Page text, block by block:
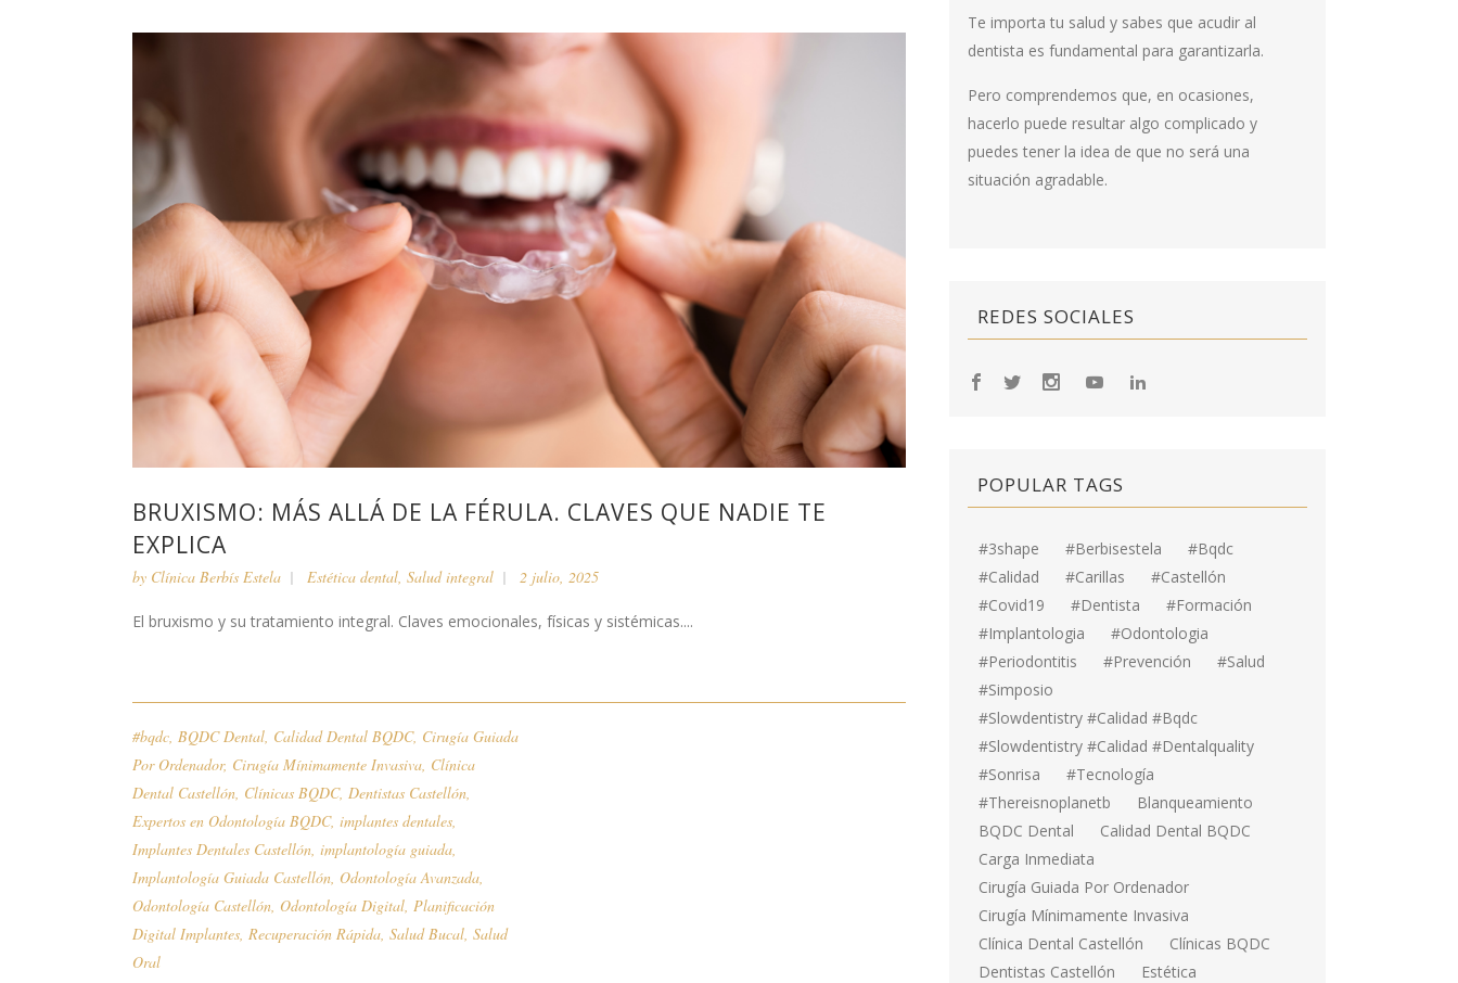
BRUXISMO: MÁS ALLÁ DE LA FÉRULA. CLAVES QUE NADIE TE
EXPLICA
by Clínica Berbís Estela Estética dental Salud integral 2 julio, 2025
El bruxismo y su tratamiento integral. Claves emocionales, físicas y sistémicas....
#bqdc BQDC Dental Calidad Dental BQDC, Cirugía Guiada
Por Ordenador, Cirugía Mínimamente Invasiva Clínica
Dental Castellón Clínicas BQDC, Dentistas Castellón
Expertos en Odontología BQDC, implantes dentales
Implantes Dentales Castellón implantología guiada
Implantología Guiada Castellón Odontología Avanzada
Odontología Castellón Odontología Digital Planificación
Digital Implantes Recuperación Rápida Salud Bucal Salud
Oral
Te importa tu salud y sabes que acudir al
dentista es fundamental para garantizarla.
Pero comprendemos que, en ocasiones,
hacerlo puede resultar algo complicado y
puedes tener la idea de que no será una
situación agradable.
REDES SOCIALES
POPULAR TAGS
#3shape #berbisestela
#bqdc
#calidad
#carillas
#Castellón
#covid19
#dentista
#formación
#implantologia
#odontologia
#periodontitis
#prevención
#salud
#simposio
#Slowdentistry #calidad #bqdc
#Slowdentistry #calidad #dentalquality
#sonrisa
#tecnología
#thereisnoplanetb
Blanqueamiento
BQDC Dental
Calidad Dental BQDC
Carga Inmediata
Cirugía Guiada Por Ordenador
Cirugía Mínimamente Invasiva
Clínica Dental Castellón
Clínicas BQDC
Dentistas Castellón
Estética